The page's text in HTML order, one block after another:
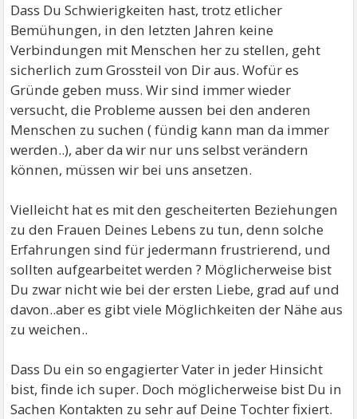
Dass Du Schwierigkeiten hast, trotz etlicher
Bemühungen, in den letzten Jahren keine
Verbindungen mit Menschen her zu stellen, geht
sicherlich zum Grossteil von Dir aus. Wofür es
Gründe geben muss. Wir sind immer wieder
versucht, die Probleme aussen bei den anderen
Menschen zu suchen ( fündig kann man da immer
werden..), aber da wir nur uns selbst verändern
können, müssen wir bei uns ansetzen.
Vielleicht hat es mit den gescheiterten Beziehungen
zu den Frauen Deines Lebens zu tun, denn solche
Erfahrungen sind für jedermann frustrierend, und
sollten aufgearbeitet werden ? Möglicherweise bist
Du zwar nicht wie bei der ersten Liebe, grad auf und
davon..aber es gibt viele Möglichkeiten der Nähe aus
zu weichen..
Dass Du ein so engagierter Vater in jeder Hinsicht
bist, finde ich super. Doch möglicherweise bist Du in
Sachen Kontakten zu sehr auf Deine Tochter fixiert.